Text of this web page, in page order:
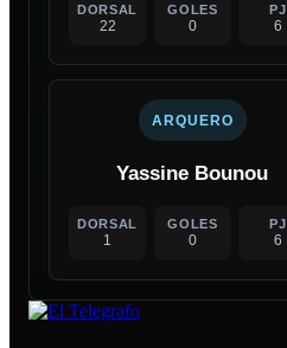
DORSAL
22
GOLES
0
PJ
6
ARQUERO
Yassine Bounou
DORSAL
1
GOLES
0
PJ
6